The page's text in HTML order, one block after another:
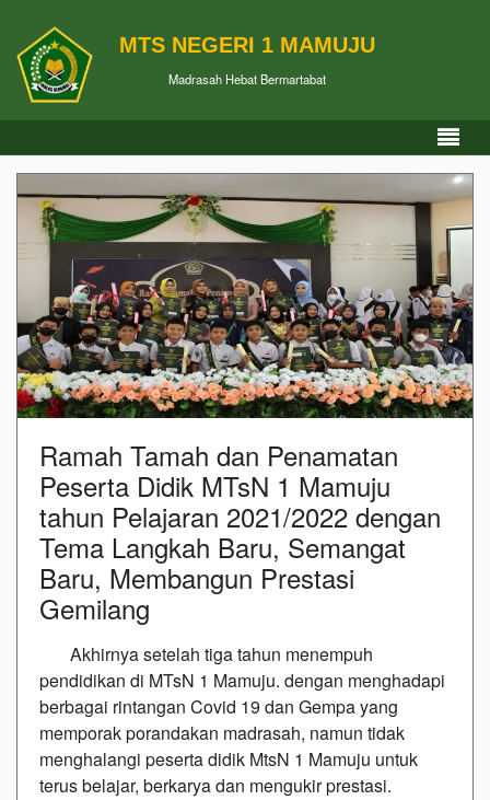
MTS NEGERI 1 MAMUJU
Madrasah Hebat Bermartabat
Ramah Tamah dan Penamatan
Peserta Didik MTsN 1 Mamuju
tahun Pelajaran 2021/2022 dengan
Tema Langkah Baru, Semangat
Baru, Membangun Prestasi
Gemilang
Akhirnya setelah tiga tahun menempuh
pendidikan di MTsN 1 Mamuju. dengan menghadapi
berbagai rintangan Covid 19 dan Gempa yang
memporak porandakan madrasah, namun tidak
menghalangi peserta didik MtsN 1 Mamuju untuk
terus belajar, berkarya dan mengukir prestasi.